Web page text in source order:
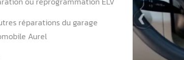
Automobile
3. Les modèles concernés par une
réparation ou reprogrammation ELV